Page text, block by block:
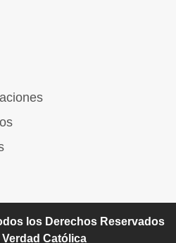
los Derechos Reservados
Verdad Católica